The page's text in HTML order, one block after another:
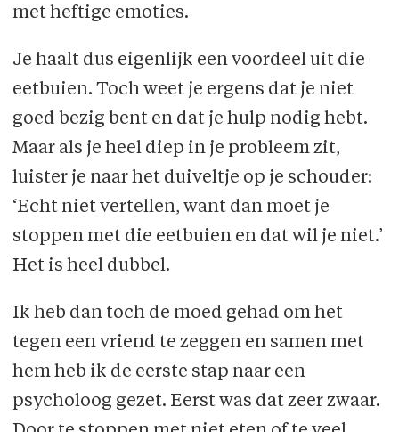
met heftige emoties.
Je haalt dus eigenlijk een voordeel uit die
eetbuien. Toch weet je ergens dat je niet
goed bezig bent en dat je hulp nodig hebt.
Maar als je heel diep in je probleem zit,
luister je naar het duiveltje op je schouder:
‘Echt niet vertellen, want dan moet je
stoppen met die eetbuien en dat wil je niet.’
Het is heel dubbel.
Ik heb dan toch de moed gehad om het
tegen een vriend te zeggen en samen met
hem heb ik de eerste stap naar een
psycholoog gezet. Eerst was dat zeer zwaar.